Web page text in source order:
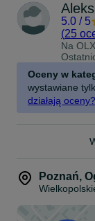
5.0 / 5
(25
Na
Oceny w
wystawiane
działają oceny?
Poznań,